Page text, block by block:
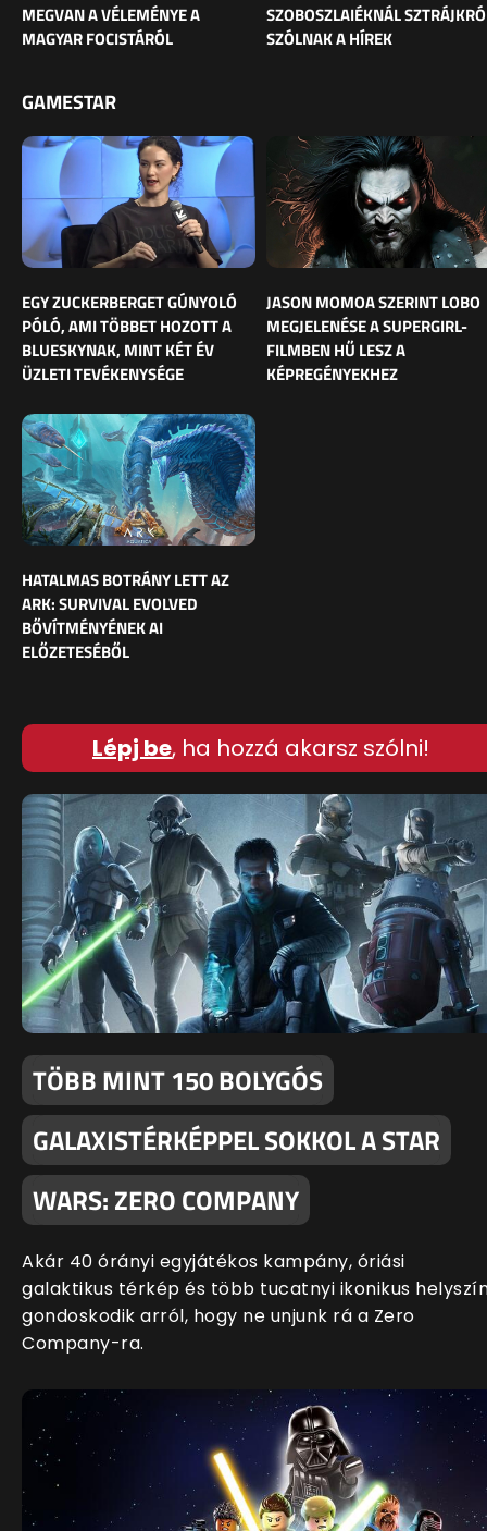
MEGVAN A VÉLEMÉNYE A
MAGYAR FOCISTÁRÓL
SZOBOSZLAIÉKNÁL
SZÓLNAK A HÍREK
GAMESTAR
EGY ZUCKERBERGET GÚNYOLÓ
PÓLÓ, AMI TÖBBET HOZOTT A
BLUESKYNAK, MINT KÉT ÉV
ÜZLETI TEVÉKENYSÉGE
JASON MOMOA SZERINT LOBO
MEGJELENÉSE A SUPERGIRL-
FILMBEN HŰ LESZ A
KÉPREGÉNYEKHEZ
HATALMAS BOTRÁNY LETT AZ
ARK: SURVIVAL EVOLVED
BŐVÍTMÉNYÉNEK AI
ELŐZETESÉBŐL
Lépj be, ha hozzá akarsz szólni!
TÖBB MINT 150 BOLYGÓS
GALAXISTÉRKÉPPEL SOKKOL A STAR
WARS: ZERO COMPANY
Akár 40 órányi egyjátékos kampány, óriási
galaktikus térkép és több tucatnyi ikonikus
gondoskodik arról, hogy ne unjunk rá a Zero
Company-ra.